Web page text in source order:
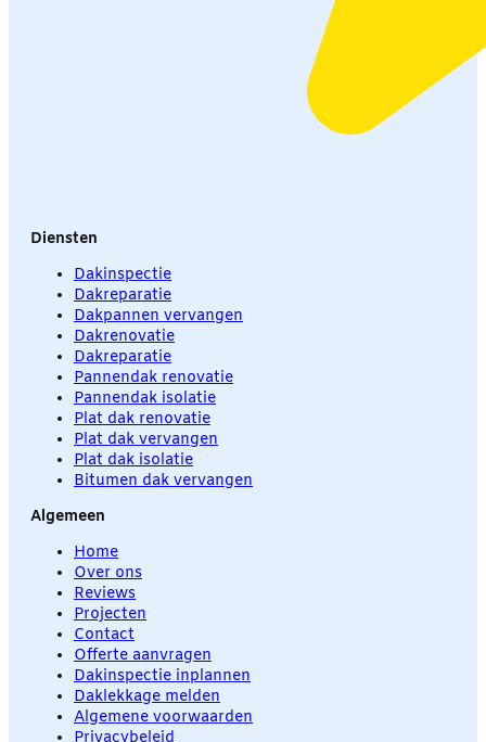
Diensten
Dakinspectie
Dakreparatie
Dakpannen vervangen
Dakrenovatie
Dakreparatie
Pannendak renovatie
Pannendak isolatie
Plat dak renovatie
Plat dak vervangen
Plat dak isolatie
Bitumen dak vervangen
Algemeen
Home
Over ons
Reviews
Projecten
Contact
Offerte aanvragen
Dakinspectie inplannen
Daklekkage melden
Algemene voorwaarden